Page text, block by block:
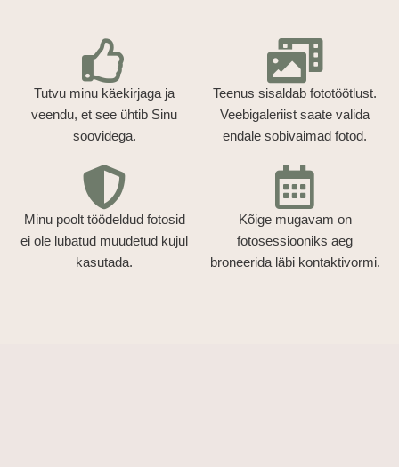
Tutvu minu käekirjaga ja
veendu, et see ühtib Sinu
soovidega.
Teenus sisaldab fototöötlust.
Veebigaleriist saate valida
endale sobivaimad fotod.
Minu poolt töödeldud fotosid
ei ole lubatud muudetud kujul
kasutada.
Kõige mugavam on
fotosessiooniks aeg
broneerida läbi kontaktivormi.